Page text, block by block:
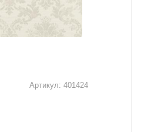
Артикул: 401424